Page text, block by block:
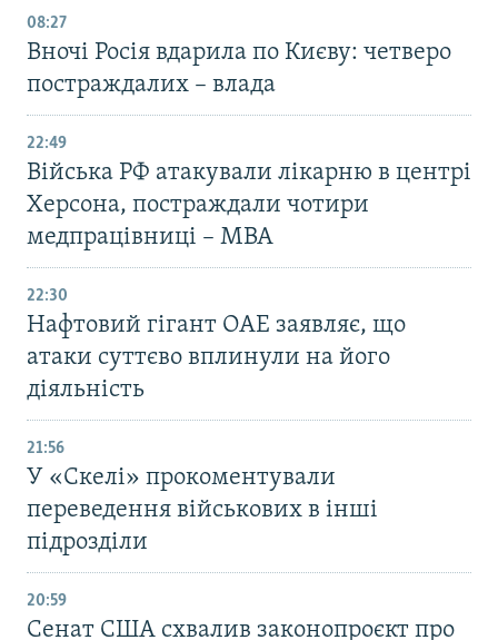
08:27
Вночі Росія вдарила по Києву: четверо
постраждалих – влада
22:49
Війська РФ атакували лікарню в центрі
Херсона, постраждали чотири
медпрацівниці – МВА
22:30
Нафтовий гігант ОАЕ заявляє, що
атаки суттєво вплинули на його
діяльність
21:56
У «Скелі» прокоментували
переведення військових в інші
підрозділи
20:59
Cенат США схвалив законопроєкт про